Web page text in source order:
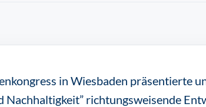
in Wiesbaden präsentierte
Nachhaltigkeit” richtungsweisende